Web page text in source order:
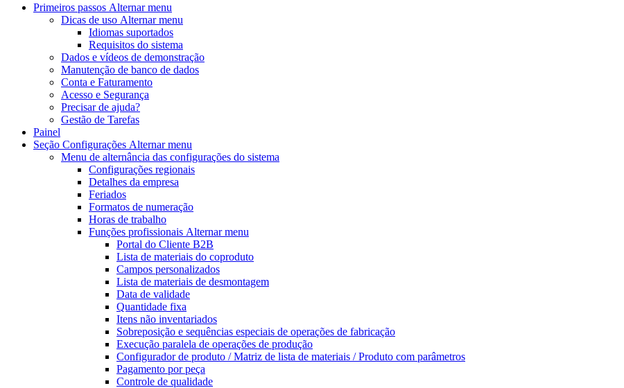
Primeiros passos Alternar menu
Dicas de uso Alternar menu
Idiomas suportados
Requisitos do sistema
Dados e vídeos de demonstração
Manutenção de banco de dados
Conta e Faturamento
Acesso e Segurança
Precisar de ajuda?
Gestão de Tarefas
Painel
Seção Configurações Alternar menu
Menu de alternância das configurações do sistema
Configurações regionais
Detalhes da empresa
Feriados
Formatos de numeração
Horas de trabalho
Funções profissionais Alternar menu
Portal do Cliente B2B
Lista de materiais do coproduto
Campos personalizados
Lista de materiais de desmontagem
Data de validade
Quantidade fixa
Itens não inventariados
Sobreposição e sequências especiais de operações de fabricação
Execução paralela de operações de produção
Configurador de produto / Matriz de lista de materiais / Produto com parâmetros
Pagamento por peça
Controle de qualidade